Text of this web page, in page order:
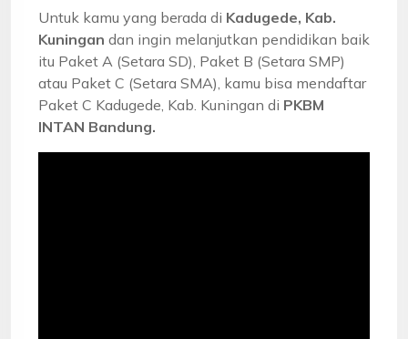
Untuk kamu yang berada di Kadugede, Kab.
Kuningan dan ingin melanjutkan pendidikan baik
itu Paket A (Setara SD), Paket B (Setara SMP)
atau Paket C (Setara SMA), kamu bisa mendaftar
Paket C Kadugede, Kab. Kuningan di PKBM
INTAN Bandung.